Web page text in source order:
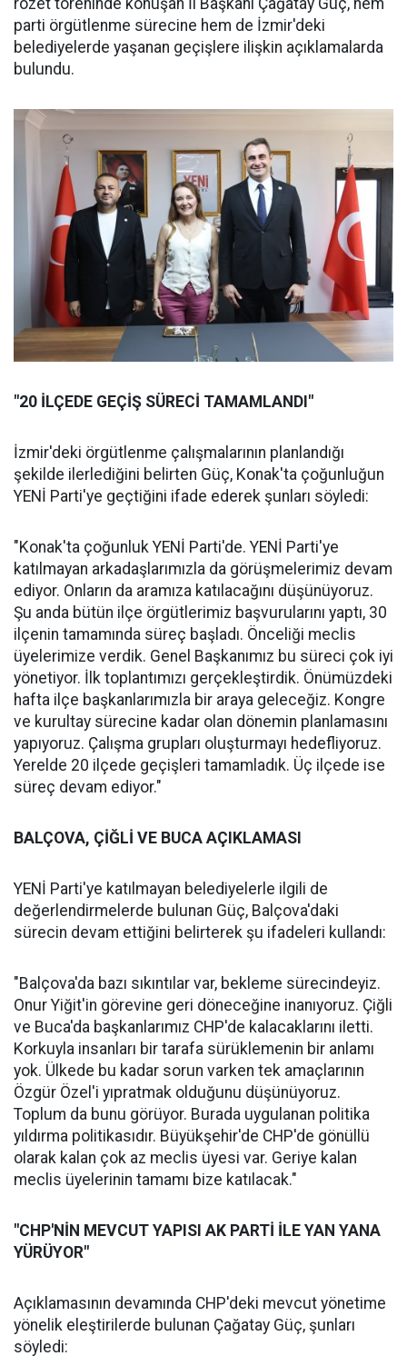
rozet töreninde konuşan İl Başkanı Çağatay Güç, hem
parti örgütlenme sürecine hem de İzmir'deki
belediyelerde yaşanan geçişlere ilişkin açıklamalarda
bulundu.
"20 İLÇEDE GEÇİŞ SÜRECİ TAMAMLANDI"
İzmir'deki örgütlenme çalışmalarının planlandığı
şekilde ilerlediğini belirten Güç, Konak'ta çoğunluğun
YENİ Parti'ye geçtiğini ifade ederek şunları söyledi:
"Konak'ta çoğunluk YENİ Parti'de. YENİ Parti'ye
katılmayan arkadaşlarımızla da görüşmelerimiz devam
ediyor. Onların da aramıza katılacağını düşünüyoruz.
Şu anda bütün ilçe örgütlerimiz başvurularını yaptı, 30
ilçenin tamamında süreç başladı. Önceliği meclis
üyelerimize verdik. Genel Başkanımız bu süreci çok iyi
yönetiyor. İlk toplantımızı gerçekleştirdik. Önümüzdeki
hafta ilçe başkanlarımızla bir araya geleceğiz. Kongre
ve kurultay sürecine kadar olan dönemin planlamasını
yapıyoruz. Çalışma grupları oluşturmayı hedefliyoruz.
Yerelde 20 ilçede geçişleri tamamladık. Üç ilçede ise
süreç devam ediyor."
BALÇOVA, ÇİĞLİ VE BUCA AÇIKLAMASI
YENİ Parti'ye katılmayan belediyelerle ilgili de
değerlendirmelerde bulunan Güç, Balçova'daki
sürecin devam ettiğini belirterek şu ifadeleri kullandı:
"Balçova'da bazı sıkıntılar var, bekleme sürecindeyiz.
Onur Yiğit'in görevine geri döneceğine inanıyoruz. Çiğli
ve Buca'da başkanlarımız CHP'de kalacaklarını iletti.
Korkuyla insanları bir tarafa sürüklemenin bir anlamı
yok. Ülkede bu kadar sorun varken tek amaçlarının
Özgür Özel'i yıpratmak olduğunu düşünüyoruz.
Toplum da bunu görüyor. Burada uygulanan politika
yıldırma politikasıdır. Büyükşehir'de CHP'de gönüllü
olarak kalan çok az meclis üyesi var. Geriye kalan
meclis üyelerinin tamamı bize katılacak."
"CHP'NİN MEVCUT YAPISI AK PARTİ İLE YAN YANA
YÜRÜYOR"
Açıklamasının devamında CHP'deki mevcut yönetime
yönelik eleştirilerde bulunan Çağatay Güç, şunları
söyledi: